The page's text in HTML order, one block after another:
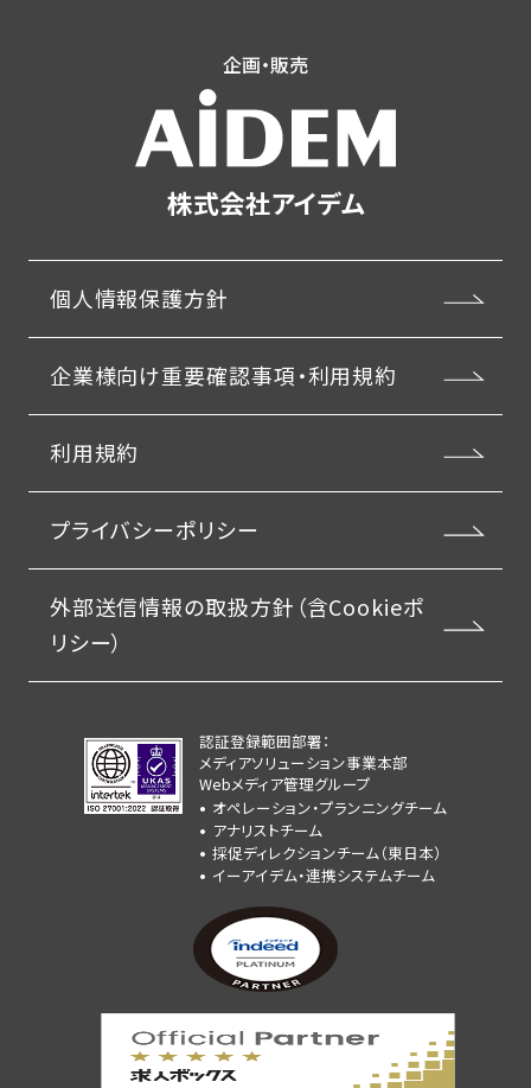
企画・販売
株式会社アイデム
個人情報保護方針
企業様向け重要確認事項・利用規約
利用規約
プライバシーポリシー
外部送信情報の取扱方針（含Cookieポ
リシー）
認証登録範囲部署：
メディアソリューション事業本部
Webメディア管理グループ
オペレーション・プランニングチーム
アナリストチーム
採促ディレクションチーム（東日本）
イーアイデム・連携システムチーム